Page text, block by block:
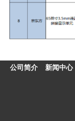
公司简介 新闻中心